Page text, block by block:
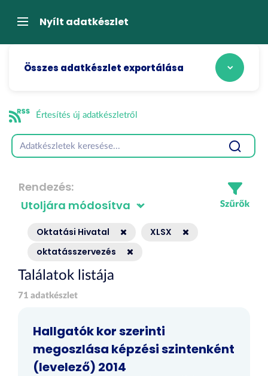
átugrásaNavigációNyílt adatkészlet
Összes adatkészlet exportálása
Értesítés új adatkészletről
Rendezés
Oktatási Hivatal
XLSX
oktatásszervezés
Találatok listája
71 adatkészlet
Hallgatók kor szerinti
megoszlása képzési szintenként
(levelező) 2014